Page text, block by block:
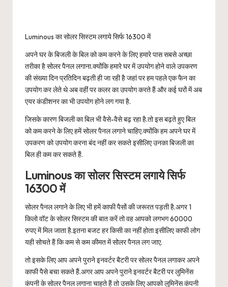
Luminous का सोलर सिस्टम लगाये सिर्फ 16300 में
अपने घर के बिजली के बिल को कम करने के लिए हमारे पास सबसे अच्छा
तरीका है सोलर पैनल लगाना.क्योंकि हमारे घर में उपयोग होने वाले उपकरण
की संख्या दिन प्रतिदिन बढ़ती ही जा रही है जहां पर हम पहले एक फैन का
उपयोग कर लेते थे अब वहीं पर कलर का उपयोग करते हैं और कई घरों में अब
एयर कंडीशनर का भी उपयोग होने लग गया है.
जिसके कारण बिजली का बिल भी वैसे-वैसे बढ़ रहा है.तो इस बढ़ते हुए बिल
को कम करने के लिए हमें सोलर पैनल लगाने चाहिए.क्योंकि हम अपने घर में
उपकरण को उपयोग करना बंद नहीं कर सकते इसीलिए उनका बिजली का
बिल ही कम कर सकते हैं.
Luminous का सोलर सिस्टम लगाये सिर्फ
16300 में
सोलर पैनल लगाने के लिए भी हमें काफी पैसों की जरूरत पड़ती है.अगर 1
किलो वॉट के सोलर सिस्टम की बात करें तो वह आपको लगभग 60000
रुपए में मिल जाता है.इतना बजट हर किसी का नहीं होता इसीलिए काफी लोग
यही सोचते हैं कि कम से कम कीमत में सोलर पैनल लग जाए.
तो इसके लिए आप अपने पुराने इनवर्टर बैटरी पर सोलर पैनल लगाकर अपने
काफी पैसे बचा सकते हैं.अगर आप अपने पुराने इनवर्टर बैटरी पर लुमिनेंस
कंपनी के सोलर पैनल लगाना चाहते हैं तो उसके लिए आपको लुमिनेंस कंपनी